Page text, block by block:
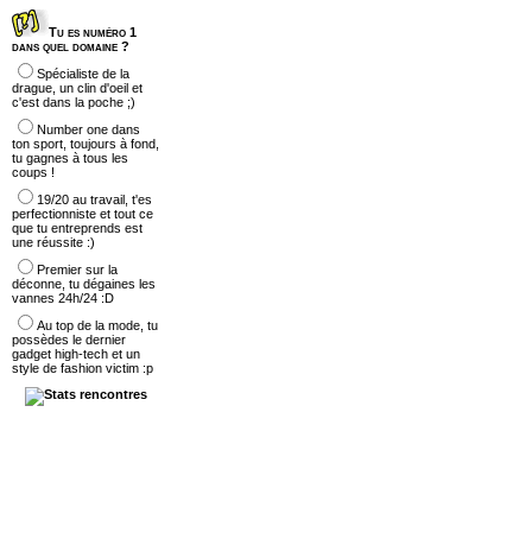
Tu es numéro 1
dans quel domaine ?
Spécialiste de la
drague, un clin d'oeil et
c'est dans la poche ;)
Number one dans
ton sport, toujours à fond,
tu gagnes à tous les
coups !
19/20 au travail, t'es
perfectionniste et tout ce
que tu entreprends est
une réussite :)
Premier sur la
déconne, tu dégaines les
vannes 24h/24 :D
Au top de la mode, tu
possèdes le dernier
gadget high-tech et un
style de fashion victim :p